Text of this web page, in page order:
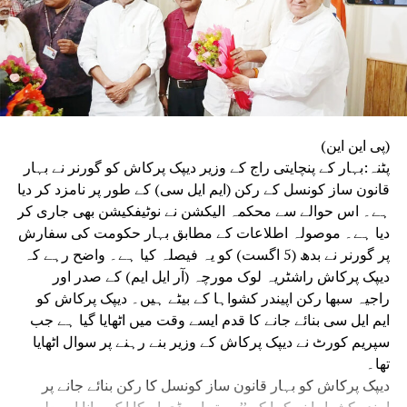
(پی این این)
پٹنہ:بہار کے پنچایتی راج کے وزیر دیپک پرکاش کو گورنر نے بہار
قانون ساز کونسل کے رکن (ایم ایل سی) کے طور پر نامزد کر دیا
ہے۔ اس حوالے سے محکمہ الیکشن نے نوٹیفکیشن بھی جاری کر
دیا ہے۔ موصولہ اطلاعات کے مطابق بہار حکومت کی سفارش
پر گورنر نے بدھ (5 اگست) کو یہ فیصلہ کیا ہے۔ واضح رہے کہ
دیپک پرکاش راشٹریہ لوک مورچہ (آر ایل ایم) کے صدر اور
راجیہ سبھا رکن اپیندر کشواہا کے بیٹے ہیں۔ دیپک پرکاش کو
ایم ایل سی بنائے جانے کا قدم ایسے وقت میں اٹھایا گیا ہے جب
سپریم کورٹ نے دیپک پرکاش کے وزیر بنے رہنے پر سوال اٹھایا
تھا۔
دیپک پرکاش کو بہار قانون ساز کونسل کا رکن بنائے جانے پر